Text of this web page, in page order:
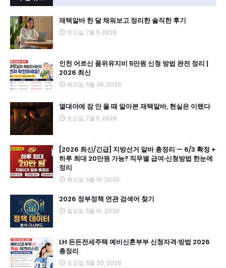
재택알바 한 달 채워보고 정리한 솔직한 후기
토요일, 7월 11, 2026
인천 어르신 품위유지비 5만원 신청 방법 완전 정리 |
2026 최신
화요일, 5월 26, 2026
열대야에 잠 안 올 때 알아본 재택알바, 현실은 이랬다
토요일, 7월 11, 2026
[2026 최신/긴급] 지방선거 알바 총정리 — 6/3 확정 +
하루 최대 20만원 가능? 직무별 급여·신청방법 한눈에
정리
화요일, 5월 19, 2026
2026 정부정책 연관 검색어 찾기
일요일, 5월 10, 2026
LH 든든전세주택 예비신혼부부 신청자격·방법 2026
총정리
토요일, 5월 30, 2026